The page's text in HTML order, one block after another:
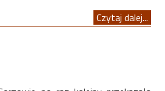
Czytaj dalej...